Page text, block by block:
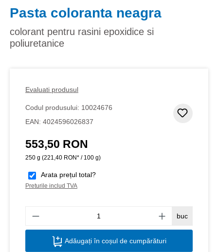
Pasta coloranta neagra
colorant pentru rasini epoxidice si
poliuretanice
Evaluati produsul
Codul produsului: 10024676
EAN: 4024596026837
Preț obișnuit:
553,50 RON
250 g (221,40 RON* / 100 g)
Arata prețul total?
Preturile includ TVA
buc
Adăugați în coșul de cumpărături